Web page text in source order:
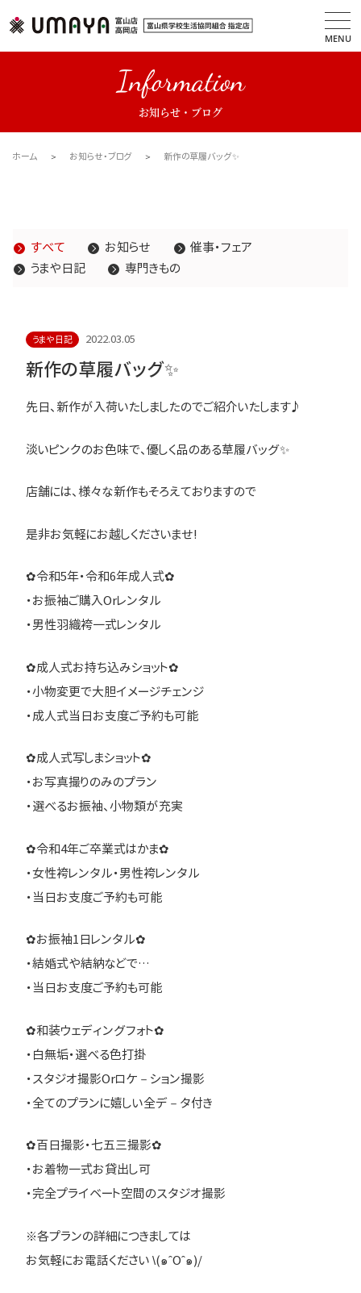
MENU
Information
お知らせ・ブログ
ホーム お知らせ・ブログ 新作の草履バッグ✨
すべて お知らせ
催事・フェア
うまや日記
専門きもの
うまや日記 2022.03.05
新作の草履バッグ✨
先日、新作が入荷いたしましたのでご紹介いたします♪
淡いピンクのお色味で、優しく品のある草履バッグ✨
店舗には、様々な新作もそろえておりますので
是非お気軽にお越しくださいませ!
✿令和5年・令和6年成人式✿
・お振袖ご購入Orレンタル
・男性羽織袴一式レンタル
✿成人式お持ち込みショット✿
・小物変更で大胆イメージチェンジ
・成人式当日お支度ご予約も可能
✿成人式写しまショット✿
・お写真撮りのみのプラン
・選べるお振袖、小物類が充実
✿令和4年ご卒業式はかま✿
・女性袴レンタル・男性袴レンタル
・当日お支度ご予約も可能
✿お振袖1日レンタル✿
・結婚式や結納などで…
・当日お支度ご予約も可能
✿和装ウェディングフォト✿
・白無垢・選べる色打掛
・スタジオ撮影Orロケ－ション撮影
・全てのプランに嬉しい全デ－タ付き
✿百日撮影・七五三撮影✿
・お着物一式お貸出し可
・完全プライベート空間のスタジオ撮影
※各プランの詳細につきましては
お気軽にお電話ください \(๑ˆOˆ๑)/